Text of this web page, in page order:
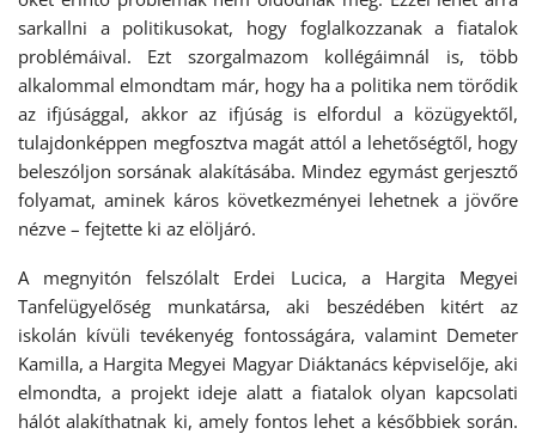
sarkallni a politikusokat, hogy foglalkozzanak a fiatalok
problémáival. Ezt szorgalmazom kollégáimnál is, több
alkalommal elmondtam már, hogy ha a politika nem törődik
az ifjúsággal, akkor az ifjúság is elfordul a közügyektől,
tulajdonképpen megfosztva magát attól a lehetőségtől, hogy
beleszóljon sorsának alakításába. Mindez egymást gerjesztő
folyamat, aminek káros következményei lehetnek a jövőre
nézve – fejtette ki az elöljáró.
A megnyitón felszólalt Erdei Lucica, a Hargita Megyei
Tanfelügyelőség munkatársa, aki beszédében kitért az
iskolán kívüli tevékenyég fontosságára, valamint Demeter
Kamilla, a Hargita Megyei Magyar Diáktanács képviselője, aki
elmondta, a projekt ideje alatt a fiatalok olyan kapcsolati
hálót alakíthatnak ki, amely fontos lehet a későbbiek során.